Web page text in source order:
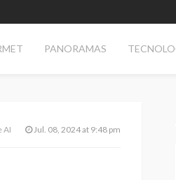
PANORAMAS
AI Jul. 08, 2024 at 9:48 pm